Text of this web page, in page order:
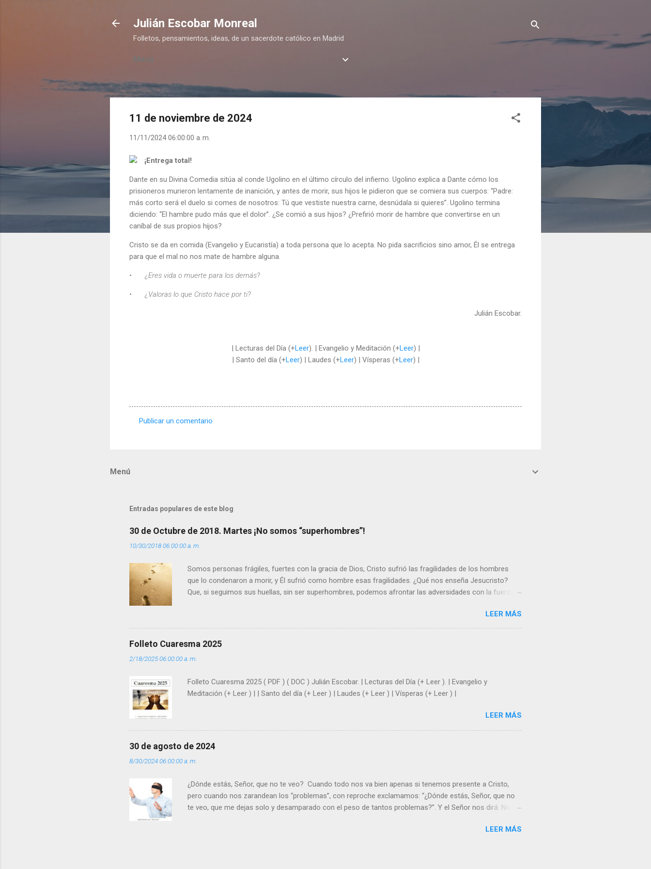
Julián Escobar Monreal
Folletos, pensamientos, ideas, de un sacerdote católico en Madrid
Menú
11 de noviembre de 2024
11/11/2024 06:00:00 a. m.
¡Entrega total!
Dante en su Divina Comedia sitúa al conde Ugolino en el último círculo del infierno. Ugolino explica a Dante cómo los
prisioneros murieron lentamente de inanición, y antes de morir, sus hijos le pidieron que se comiera sus cuerpos: “Padre:
más corto será el duelo si comes de nosotros: Tú que vestiste nuestra carne, desnúdala si quieres”. Ugolino termina
diciendo: “El hambre pudo más que el dolor”. ¿Se comió a sus hijos? ¿Prefirió morir de hambre que convertirse en un
caníbal de sus propios hijos?
Cristo se da en comida (Evangelio y Eucaristía) a toda persona que lo acepta. No pida sacrificios sino amor, Él se entrega
para que el mal no nos mate de hambre alguna.
• ¿Eres vida o muerte para los demás?
• ¿Valoras lo que Cristo hace por ti?
Julián Escobar.
| Lecturas del Día (+Leer). | Evangelio y Meditación (+Leer) |
| Santo del día (+Leer) | Laudes (+Leer) | Vísperas (+Leer) |
a
Publicar un comentario
Menú
Entradas populares de este blog
30 de Octubre de 2018. Martes ¡No somos “superhombres”!
10/30/2018 06:00:00 a. m.
Somos personas frágiles, fuertes con la gracia de Dios, Cristo sufrió las fragilidades de los hombres
que lo condenaron a morir, y Él sufrió como hombre esas fragilidades. ¿Qué nos enseña Jesucristo?
Que, si seguimos sus huellas, sin ser superhombres, podemos afrontar las adversidades con la fuerza y
que los demás se sientan acompañados y protegidos por nosotros. “ Señor, soy un árbol sin frutos,
pero tú me das la savia para que al menos mis ramas y hojas den sombra en los días del sol abrasador
”. - ¿Te sientes super hombre? - ¿Superas tu fragilidad con la gracia de Dios? Julián Escobar. | Lecturas
(+ Leer ) |
LEER MÁS
Folleto Cuaresma 2025
2/18/2025 06:00:00 a. m.
Folleto Cuaresma 2025 ( PDF ) ( DOC ) Julián Escobar. | Lecturas del Día (+ Leer ). | Evangelio y
Meditación (+ Leer ) | | Santo del día (+ Leer ) | Laudes (+ Leer ) | Vísperas (+ Leer ) |
LEER MÁS
30 de agosto de 2024
8/30/2024 06:00:00 a. m.
¿Dónde estás, Señor, que no te veo? Cuando todo nos va bien apenas si tenemos presente a Cristo,
pero cuando nos zarandean los “problemas”, con reproche exclamamos: “¿Dónde estás, Señor, que no
te veo, que me dejas solo y desamparado con el peso de tantos problemas?”. Y el Señor nos dirá: No
porque lloras tus problemas y no gozas de la vida. ¿Cómo puedes creer que Yo dejo a nadie sólo con
LEER MÁS